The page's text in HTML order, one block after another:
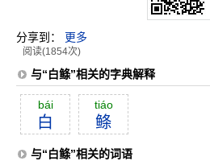
分享到： 更多
阅读(1854次)
与“白鲦”相关的字典解释
bái
白
tiáo
鲦
与“白鲦”相关的词语